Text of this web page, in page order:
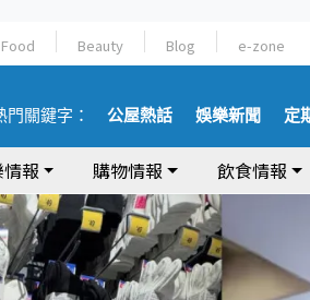
Food Beauty Blog e-zone
門關鍵字： 公屋熱話 娛樂新聞 定
報 購物情報 飲食情報